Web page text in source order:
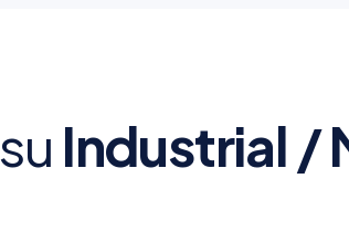
Industrial /